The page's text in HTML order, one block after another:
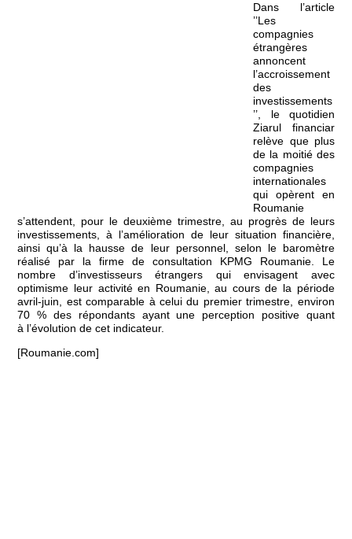
Dans l’article
’’Les
compagnies
étrangères
annoncent
l’accroissement
des
investissements
’’, le quotidien
Ziarul financiar
relève que plus
de la moitié des
compagnies
internationales
qui opèrent en
Roumanie
s’attendent, pour le deuxième trimestre, au progrès de leurs
investissements, à l’amélioration de leur situation financière,
ainsi qu’à la hausse de leur personnel, selon le baromètre
réalisé par la firme de consultation KPMG Roumanie. Le
nombre d’investisseurs étrangers qui envisagent avec
optimisme leur activité en Roumanie, au cours de la période
avril-juin, est comparable à celui du premier trimestre, environ
70 % des répondants ayant une perception positive quant
à l’évolution de cet indicateur.
[Roumanie.com]